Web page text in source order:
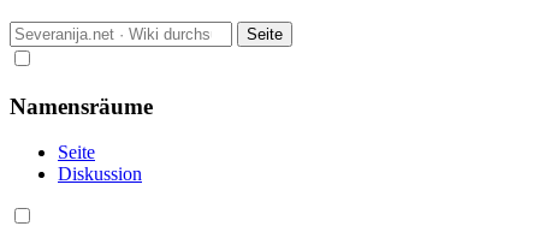
Namensräume
Seite
Diskussion